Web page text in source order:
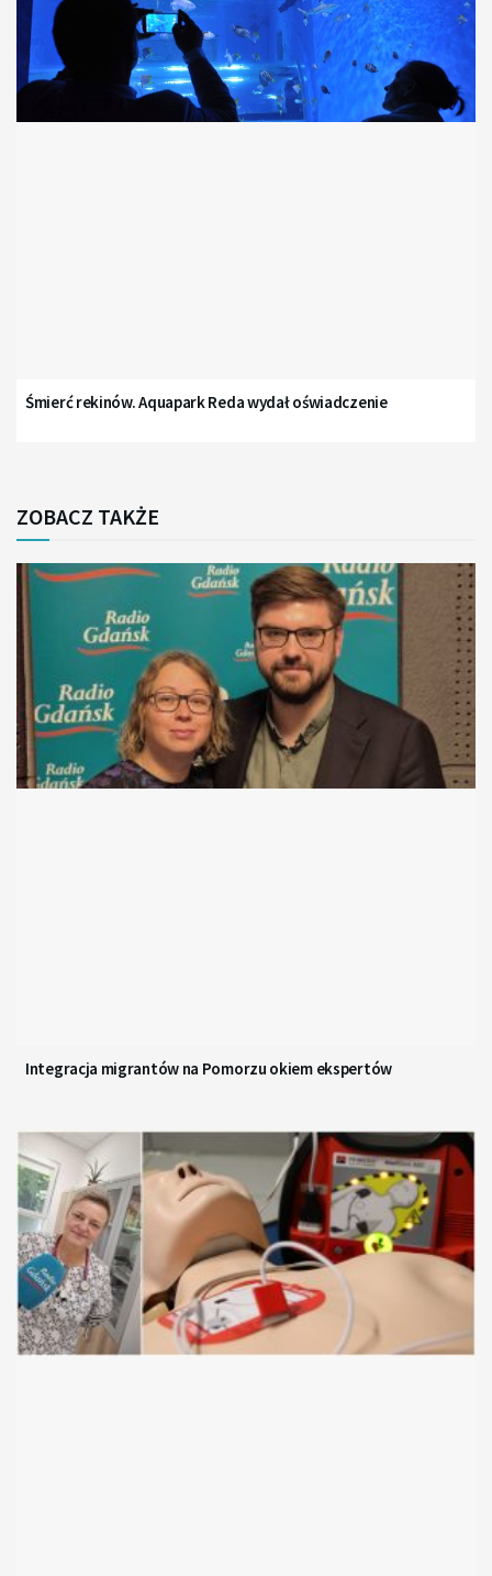
Śmierć rekinów. Aquapark Reda wydał oświadczenie
ZOBACZ TAKŻE
Integracja migrantów na Pomorzu okiem ekspertów